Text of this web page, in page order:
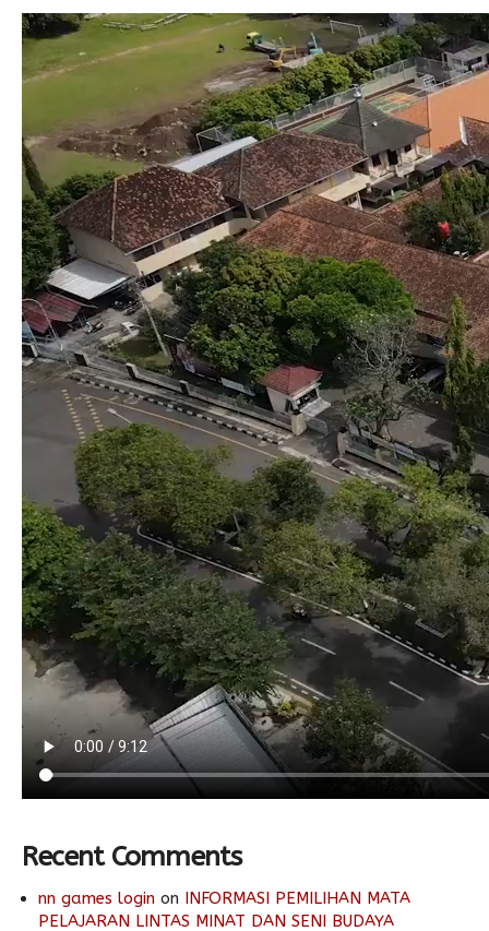
Recent Comments
nn games login on INFORMASI PEMILIHAN MATA
PELAJARAN LINTAS MINAT DAN SENI BUDAYA